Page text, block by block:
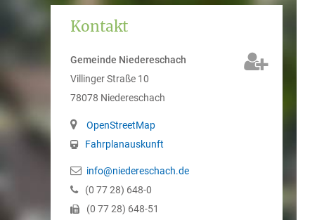
Kontakt
Gemeinde Niedereschach
Villinger Straße 10
78078 Niedereschach
OpenStreetMap
Fahrplanauskunft
info@niedereschach.de
(0 7728) 648-0
(0 7728) 648-51